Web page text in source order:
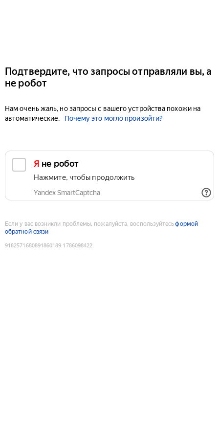
Подтвердите, что запросы отправляли вы, а
не робот
Нам очень жаль, но запросы с вашего устройства похожи на
автоматические.
Почему это могло произойти?
Я не робот
Нажмите, чтобы продолжить
Yandex SmartCaptcha
Если у вас возникли проблемы, пожалуйста, воспользуйтесьформой
обратной связи
9182571680891860189:1786098422